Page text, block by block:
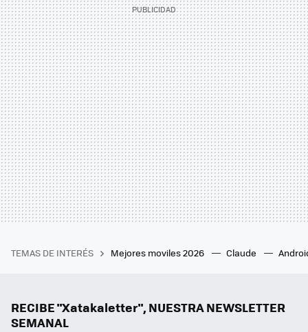
TEMAS DE INTERÉS Mejores moviles 2026 Claude
RECIBE "Xatakaletter", NUESTRA NEWSLETTER
SEMANAL